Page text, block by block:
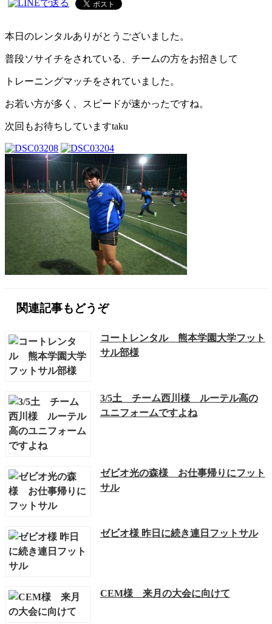
本日のレンタルありがとうございました。
普段ソサイチをされている、チームの方をお招きして
トレーニングマッチをされていました。
お若い方が多く、スピードが速かったですね。
次回もお待ちしていますtaku
関連記事もどうぞ
コートレンタル 熊本学園大学フット
サル部様
3/5土 チーム西川様 ルーテル高の
ユニフォームですよね
ゼビオ光の森様 お仕事帰りにフット
サル
ゼビオ様 昨日に続き連日フットサル
CEM様 来月の大会に向けて